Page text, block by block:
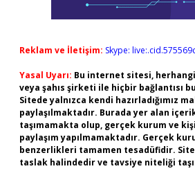
Reklam ve İletişim: Skype:
Yasal Uyarı: Bu internet sitesi,
veya şahıs şirketi ile hiçbir bağlantısı
Sitede yalnızca kendi hazırladığımız
paylaşılmaktadır. Burada yer alan
taşımamakta olup, gerçek kurum ve
paylaşım yapılmamaktadır. Gerçek
benzerlikleri tamamen tesadüfidir.
taslak halindedir ve tavsiye niteliği